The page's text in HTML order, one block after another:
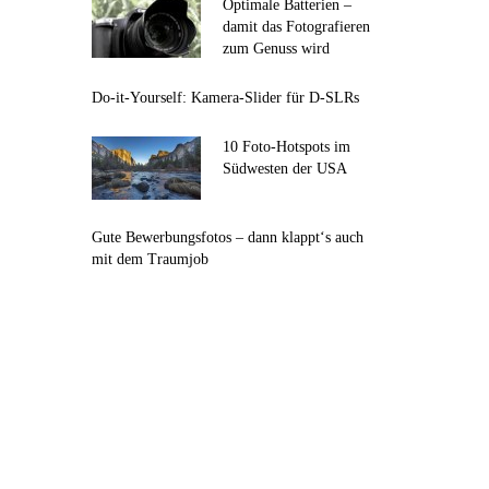
Optimale Batterien –
damit das Fotografieren
zum Genuss wird
Do-it-Yourself: Kamera-Slider für D-SLRs
10 Foto-Hotspots im
Südwesten der USA
Gute Bewerbungsfotos – dann klappt‘s auch
mit dem Traumjob